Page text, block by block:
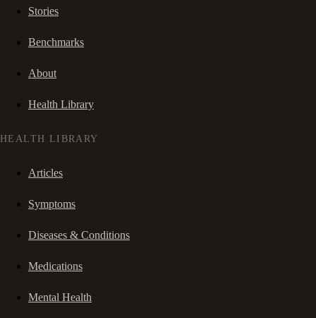
Stories
Benchmarks
About
Health Library
HEALTH LIBRARY
Articles
Symptoms
Diseases & Conditions
Medications
Mental Health